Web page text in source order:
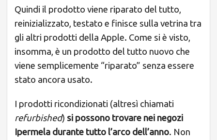
Quindi il prodotto viene riparato del tutto,
reinizializzato, testato e finisce sulla vetrina tra
gli altri prodotti della Apple. Come si è visto,
insomma, è un prodotto del tutto nuovo che
viene semplicemente “riparato” senza essere
stato ancora usato.
I prodotti ricondizionati (altresì chiamati
refurbished) si possono trovare nei negozi
Ipermela durante tutto l’arco dell’anno. Non